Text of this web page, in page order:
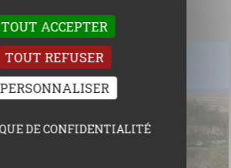
TOUT ACCEPTER
TOUT REFUSER
PERSONNALISER
DE CONFIDENTIALITÉ